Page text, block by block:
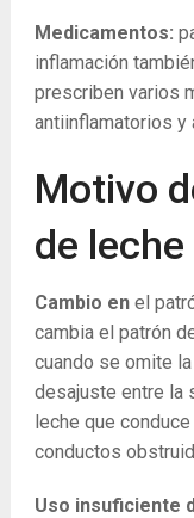
Medicamentos:
inflamación
prescriben varios
antiinflamatorios y
Motivo
de
Cambio enel
cambia el patrón
cuando se omite
desajuste entre la
leche que
conductos
Uso insuficiente